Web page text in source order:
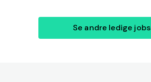
Se andre ledige jobs